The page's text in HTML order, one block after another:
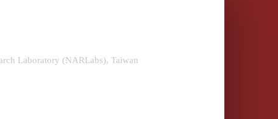
Laboratory (NARLabs), Taiwan